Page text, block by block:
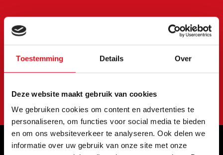
Toestemming Details Over
Deze website maakt gebruik van cookies
We gebruiken cookies om content en advertenties te
personaliseren, om functies voor social media te bieden
en om ons websiteverkeer te analyseren. Ook delen we
informatie over uw gebruik van onze site met onze
Meld je aan voor onze
nieuwsbrief
Blijf op de hoogte van onze laatste acties en